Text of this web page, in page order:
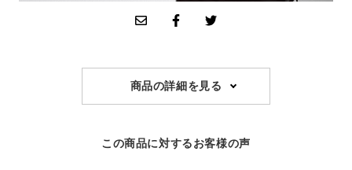
商品の詳細を見る
この商品に対するお客様の声